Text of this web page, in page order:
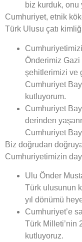
biz kurduk,
Cumhuriyet, etnik
Türk Ulusu çatı
Önderimiz Gazi
şehitlerimizi ve
Cumhuriyet
kutluyorum.
Cumhuriyet
derinden
Cumhuriyet
Biz doğrudan
Cumhuriyetimizin
Ulu Önder
Türk ulusunun
yıl dönümü
Cumhuriyet’e
Türk Milleti’nin
kutluyoruz.